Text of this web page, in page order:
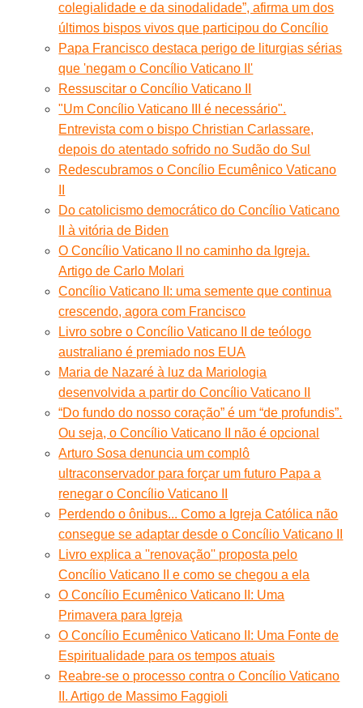
colegialidade e da sinodalidade”, afirma um dos
últimos bispos vivos que participou do Concílio
Papa Francisco destaca perigo de liturgias sérias
que 'negam o Concílio Vaticano II'
Ressuscitar o Concílio Vaticano II
"Um Concílio Vaticano III é necessário".
Entrevista com o bispo Christian Carlassare,
depois do atentado sofrido no Sudão do Sul
Redescubramos o Concílio Ecumênico Vaticano
Do catolicismo democrático do Concílio Vaticano
II à vitória de Biden
O Concílio Vaticano II no caminho da Igreja.
Artigo de Carlo Molari
Concílio Vaticano II: uma semente que continua
crescendo, agora com Francisco
Livro sobre o Concílio Vaticano II de teólogo
australiano é premiado nos EUA
Maria de Nazaré à luz da Mariologia
desenvolvida a partir do Concílio Vaticano II
“Do fundo do nosso coração” é um “de profundis”.
Ou seja, o Concílio Vaticano II não é opcional
Arturo Sosa denuncia um complô
ultraconservador para forçar um futuro Papa a
renegar o Concílio Vaticano II
Perdendo o ônibus... Como a Igreja Católica não
consegue se adaptar desde o Concílio Vaticano II
Livro explica a ''renovação'' proposta pelo
Concílio Vaticano II e como se chegou a ela
O Concílio Ecumênico Vaticano II: Uma
Primavera para Igreja
O Concílio Ecumênico Vaticano II: Uma Fonte de
Espiritualidade para os tempos atuais
Reabre-se o processo contra o Concílio Vaticano
II. Artigo de Massimo Faggioli